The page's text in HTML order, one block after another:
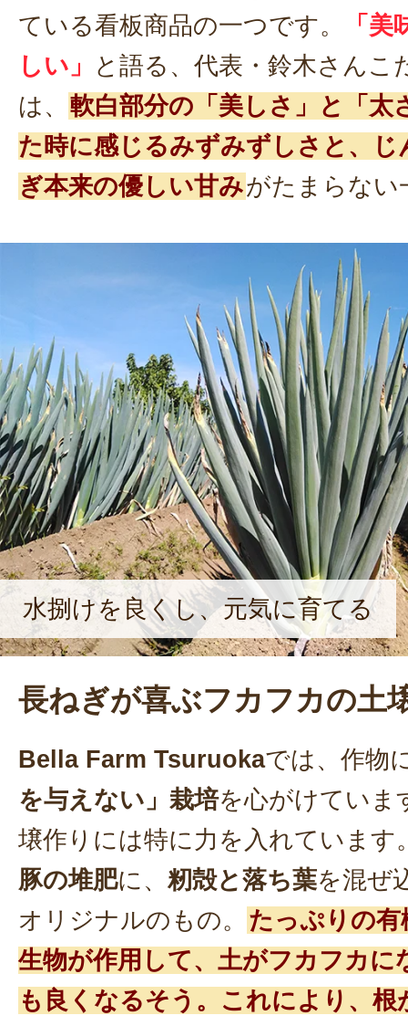
ている看板商品の一つです。
「
しい」
と語る、代表・鈴木さんこ
は、 軟白部分の「美しさ」と「太
た時に感じるみずみずしさと、
ぎ本来の優しい甘みがたまらない
水捌けを良くし、元気に育てる
長ねぎが喜ぶフカフカの土
Bella Farm Tsuruokaでは、作物
を与えない」栽培を心がけていま
壌作りには特に力を入れています
豚の堆肥に、 籾殻と落ち葉を混ぜ
オリジナルのもの。 たっぷりの有
生物が作用して、土がフカフカに
も良くなるそう。これにより、